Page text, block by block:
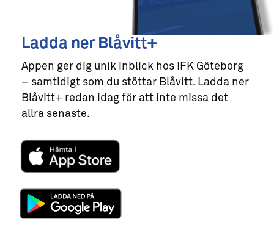
Ladda ner Blåvitt+
Appen ger dig unik inblick hos IFK Göteborg
– samtidigt som du stöttar Blåvitt. Ladda ner
Blåvitt+ redan idag för att inte missa det
allra senaste.